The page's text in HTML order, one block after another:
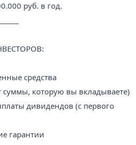
руб. в год.
средства
суммы, которую вы вкладываете)
дивидендов (с первого
гарантии